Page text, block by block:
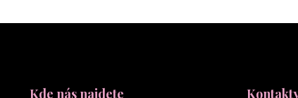
Kde nás najdete